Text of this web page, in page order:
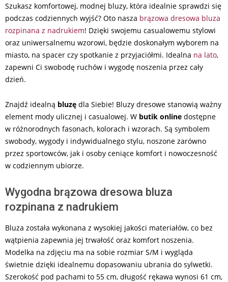
Szukasz komfortowej, modnej bluzy, która idealnie sprawdzi się
podczas codziennych wyjść? Oto nasza brązowa dresowa bluza
rozpinana z nadrukiem! Dzięki swojemu casualowemu stylowi
oraz uniwersalnemu wzorowi, będzie doskonałym wyborem na
miasto, na spacer czy spotkanie z przyjaciółmi. Idealna na lato,
zapewni Ci swobodę ruchów i wygodę noszenia przez cały
dzień.
Znajdź idealną bluzę dla Siebie! Bluzy dresowe stanowią ważny
element mody ulicznej i casualowej. W butik online dostępne
w różnorodnych fasonach, kolorach i wzorach. Są symbolem
swobody, wygody i indywidualnego stylu, noszone zarówno
przez sportowców, jak i osoby ceniące komfort i nowoczesność
w codziennym ubiorze.
Wygodna brązowa dresowa bluza
rozpinana z nadrukiem
Bluza została wykonana z wysokiej jakości materiałów, co bez
wątpienia zapewnia jej trwałość oraz komfort noszenia.
Modelka na zdjęciu ma na sobie rozmiar S/M i wygląda
świetnie dzięki idealnemu dopasowaniu ubrania do sylwetki.
Szerokość pod pachami to 55 cm, długość rękawa wynosi 61 cm,